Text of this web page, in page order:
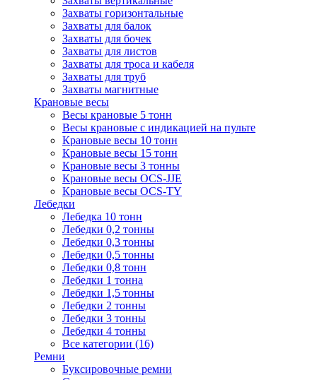
Захваты горизонтальные
Захваты для балок
Захваты для бочек
Захваты для листов
Захваты для троса и кабеля
Захваты для труб
Захваты магнитные
Крановые весы
Весы крановые 5 тонн
Весы крановые с индикацией на пульте
Крановые весы 10 тонн
Крановые весы 15 тонн
Крановые весы 3 тонны
Крановые весы OCS-JJE
Крановые весы OCS-TY
Лебедки
Лебедка 10 тонн
Лебедки 0,2 тонны
Лебедки 0,3 тонны
Лебедки 0,5 тонны
Лебедки 0,8 тонн
Лебедки 1 тонна
Лебедки 1,5 тонны
Лебедки 2 тонны
Лебедки 3 тонны
Лебедки 4 тонны
Все категории (16)
Ремни
Буксировочные ремни